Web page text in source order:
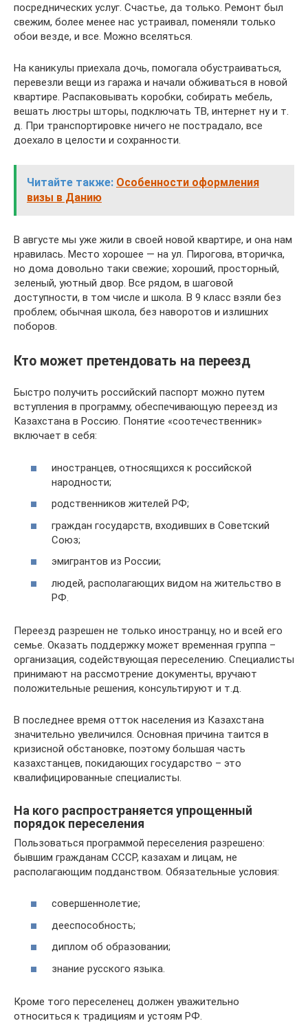
посреднических услуг. Счастье, да только. Ремонт был
свежим, более менее нас устраивал, поменяли только
обои везде, и все. Можно вселяться.
На каникулы приехала дочь, помогала обустраиваться,
перевезли вещи из гаража и начали обживаться в новой
квартире. Распаковывать коробки, собирать мебель,
вешать люстры шторы, подключать ТВ, интернет ну и т.
д. При транспортировке ничего не пострадало, все
доехало в целости и сохранности.
Читайте также: Особенности оформления
визы в Данию
В августе мы уже жили в своей новой квартире, и она нам
нравилась. Место хорошее — на ул. Пирогова, вторичка,
но дома довольно таки свежие; хороший, просторный,
зеленый, уютный двор. Все рядом, в шаговой
доступности, в том числе и школа. В 9 класс взяли без
проблем; обычная школа, без наворотов и излишних
поборов.
Кто может претендовать на переезд
Быстро получить российский паспорт можно путем
вступления в программу, обеспечивающую переезд из
Казахстана в Россию. Понятие «соотечественник»
включает в себя:
иностранцев, относящихся к российской
народности;
родственников жителей РФ;
граждан государств, входивших в Советский
Союз;
эмигрантов из России;
людей, располагающих видом на жительство в
РФ.
Переезд разрешен не только иностранцу, но и всей его
семье. Оказать поддержку может временная группа –
организация, содействующая переселению. Специалисты
принимают на рассмотрение документы, вручают
положительные решения, консультируют и т.д.
В последнее время отток населения из Казахстана
значительно увеличился. Основная причина таится в
кризисной обстановке, поэтому большая часть
казахстанцев, покидающих государство – это
квалифицированные специалисты.
На кого распространяется упрощенный
порядок переселения
Пользоваться программой переселения разрешено:
бывшим гражданам СССР, казахам и лицам, не
располагающим подданством. Обязательные условия:
совершеннолетие;
дееспособность;
диплом об образовании;
знание русского языка.
Кроме того переселенец должен уважительно
относиться к традициям и устоям РФ.